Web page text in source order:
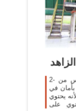
2- زيت عباد الشمس يعتبر زيت عباد الشمس من
بأمان في
يحتوي
على